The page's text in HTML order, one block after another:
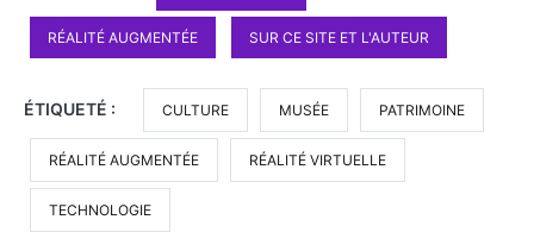
RÉALITÉ AUGMENTÉE SUR CE SITE ET L'AUTEUR
ÉTIQUETÉ : CULTURE MUSÉE PATRIMOINE
RÉALITÉ AUGMENTÉE RÉALITÉ VIRTUELLE
TECHNOLOGIE